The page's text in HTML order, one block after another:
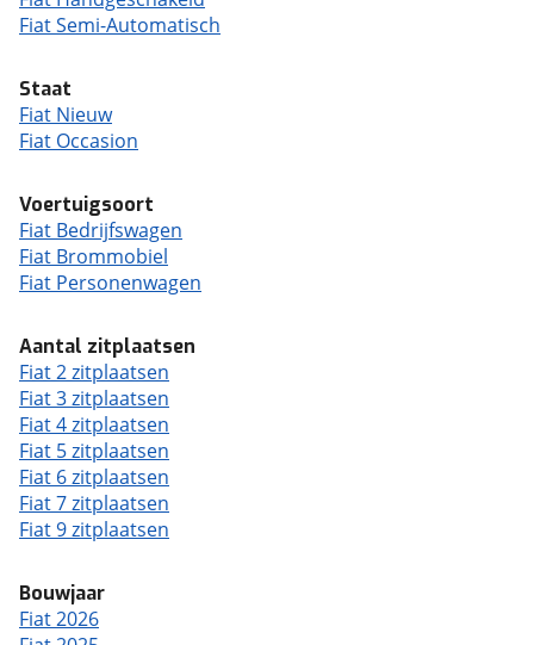
Fiat Semi-Automatisch
Staat
Fiat Nieuw
Fiat Occasion
Voertuigsoort
Fiat Bedrijfswagen
Fiat Brommobiel
Fiat Personenwagen
Aantal zitplaatsen
Fiat 2 zitplaatsen
Fiat 3 zitplaatsen
Fiat 4 zitplaatsen
Fiat 5 zitplaatsen
Fiat 6 zitplaatsen
Fiat 7 zitplaatsen
Fiat 9 zitplaatsen
Bouwjaar
Fiat 2026